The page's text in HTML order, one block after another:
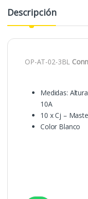
Descripción
OP-AT-02-3BL
Medidas:
10A
10 x Cj –
Color Blanco